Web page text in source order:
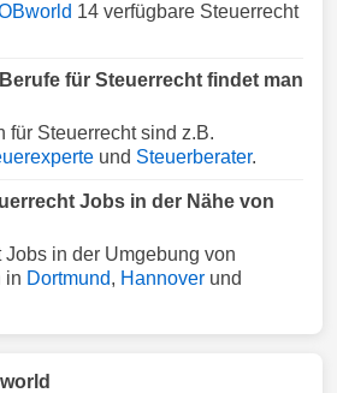
14 verfügbare Steuerrecht
für Steuerrecht findet man
für Steuerrecht sind z.B.
und Steuerberater.
Jobs in der Nähe von
in der Umgebung von
in Dortmund, Hannover und